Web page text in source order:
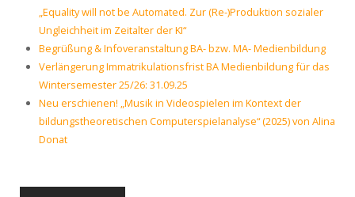
„Equality will not be Automated. Zur (Re-)Produktion sozialer
Ungleichheit im Zeitalter der KI“
Begrüßung & Infoveranstaltung BA- bzw. MA- Medienbildung
Verlängerung Immatrikulationsfrist BA Medienbildung für das
Wintersemester 25/26: 31.09.25
Neu erschienen! „Musik in Videospielen im Kontext der
bildungstheoretischen Computerspielanalyse“ (2025) von Alina
Donat